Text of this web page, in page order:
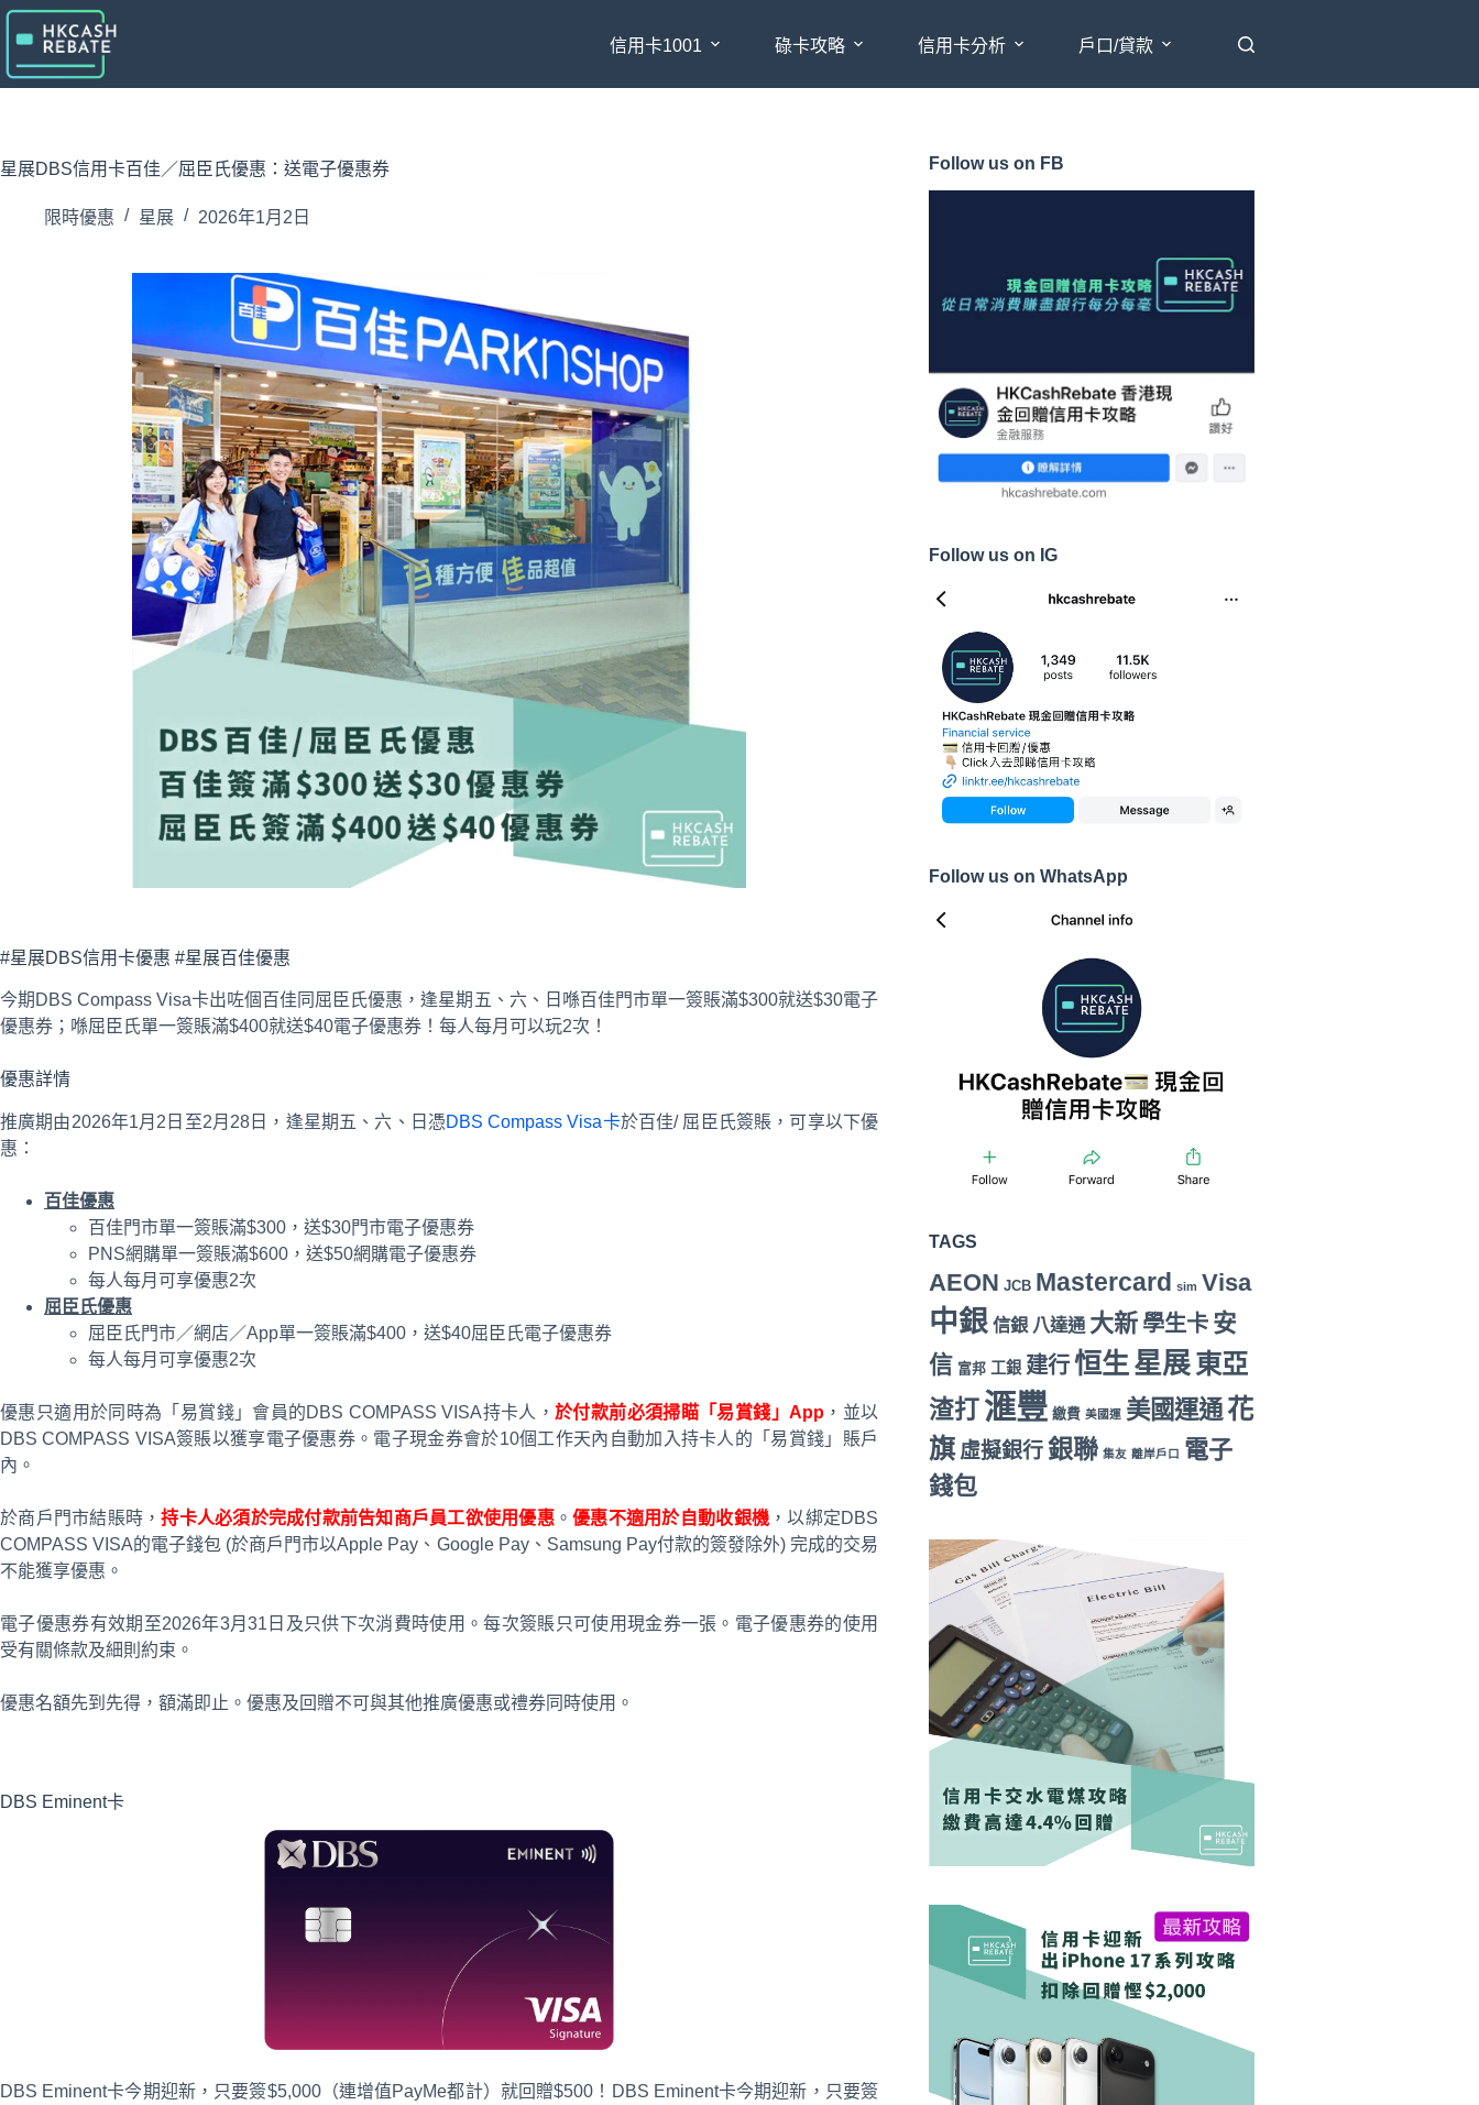
跳
至
主
要
信用卡1001 碌卡攻略 信用卡分析 戶口/貸款
星展DBS信用卡百佳／屈臣氏優惠：送電子優惠券
限時優惠 星展 2026年1月2日
#星展DBS信用卡優惠 #星展百佳優惠
今期DBS Compass Visa卡出咗個百佳同屈臣氏優惠，逢星期五、六、日喺百佳門市單一簽賬滿$300就送$30電子
優惠券；喺屈臣氏單一簽賬滿$400就送$40電子優惠券！每人每月可以玩2次！
優惠詳情
推廣期由2026年1月2日至2月28日，逢星期五、六、日憑DBS Compass Visa卡於百佳/ 屈臣氏簽賬，可享以下優
惠：
百佳優惠
百佳門市單一簽賬滿$300，送$30門市電子優惠券
PNS網購單一簽賬滿$600，送$50網購電子優惠券
每人每月可享優惠2次
屈臣氏優惠
屈臣氏門市／網店／App單一簽賬滿$400，送$40屈臣氏電子優惠券
每人每月可享優惠2次
優惠只適用於同時為「易賞錢」會員的DBS COMPASS VISA持卡人，於付款前必須掃瞄「易賞錢」App，並以
DBS COMPASS VISA簽賬以獲享電子優惠券。電子現金券會於10個工作天內自動加入持卡人的「易賞錢」賬戶
內。
於商戶門市結賬時，持卡人必須於完成付款前告知商戶員工欲使用優惠。優惠不適用於自動收銀機 ，以綁定DBS
COMPASS VISA的電子錢包 (於商戶門市以Apple Pay、Google Pay、Samsung Pay付款的簽發除外) 完成的交易
不能獲享優惠。
電子優惠券有效期至2026年3月31日及只供下次消費時使用。每次簽賬只可使用現金券一張。電子優惠券的使用
受有關條款及細則約束。
優惠名額先到先得，額滿即止。優惠及回贈不可與其他推廣優惠或禮券同時使用。
DBS Eminent卡
DBS Eminent卡今期迎新，只要簽$5,000（連增值PayMe都計）就回贈$500！DBS Eminent卡今期迎新，只要簽
Follow us on FB
Follow us on IG
Follow us on WhatsApp
TAGS
AEON JCB Mastercard sim Visa
中銀 信銀 八達通 大新 學生卡 安
信 富邦 工銀 建行恒生 星展東亞
渣打 滙豐 繳費 美國運 美國運通花
旗 虛擬銀行 銀聯 集友 離岸戶口 電子
錢包